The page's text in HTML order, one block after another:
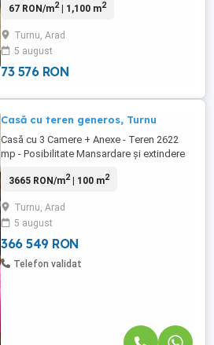
depozitare sau chiar pentru o bucătărie de
face cu convector pe gaz sau pe soba
lemne. Ce este de știut ca este direct de la
proprietar ...
67 RON/m2| 1,100 m2
Turnu, Arad
5 august
73 576 RON
Casă cu teren generos, Turnu
Casă cu 3 Camere + Anexe - Teren 2622
mp - Posibilitate Mansardare și extindere
amplasată într-o zonă liniștită și verde,
spațios și confortabil. Proprietatea se află
pe un teren de 2622 mp și beneficiază de
mai multe ...
3665 RON/m2| 100 m2
Turnu, Arad
5 august
366 549 RON
Telefon validat